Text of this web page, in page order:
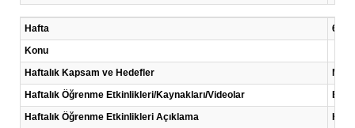
Hafta
6
Konu
Haftalık Kapsam ve Hedefler
Haftalık Öğrenme Etkinlikleri/Kaynakları/Videolar
Haftalık Öğrenme Etkinlikleri Açıklama
Her